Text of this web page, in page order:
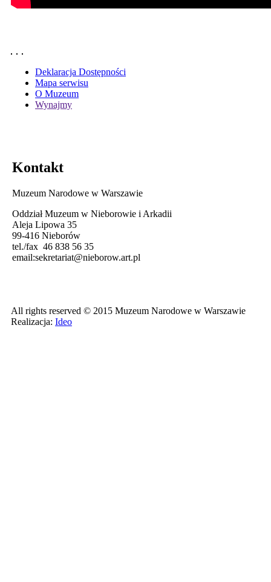
Deklaracja Dostępności
Mapa serwisu
O Muzeum
Wynajmy
Kontakt
Muzeum Narodowe w Warszawie
Oddział Muzeum w Nieborowie i Arkadii
Aleja Lipowa 35
99-416 Nieborów
tel./fax 46 838 56 35
email:sekretariat@nieborow.art.pl
All rights reserved © 2015 Muzeum Narodowe w Warszawie
Realizacja: Ideo